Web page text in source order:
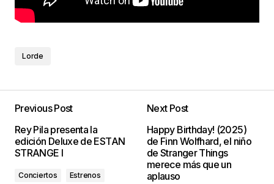
Lorde
Previous Post
Rey Pila presenta la
edición Deluxe de ESTAN
STRANGE I
Conciertos Estrenos
Next Post
Happy Birthday! (2025)
de Finn Wolfhard, el niño
de Stranger Things
merece más que un
aplauso